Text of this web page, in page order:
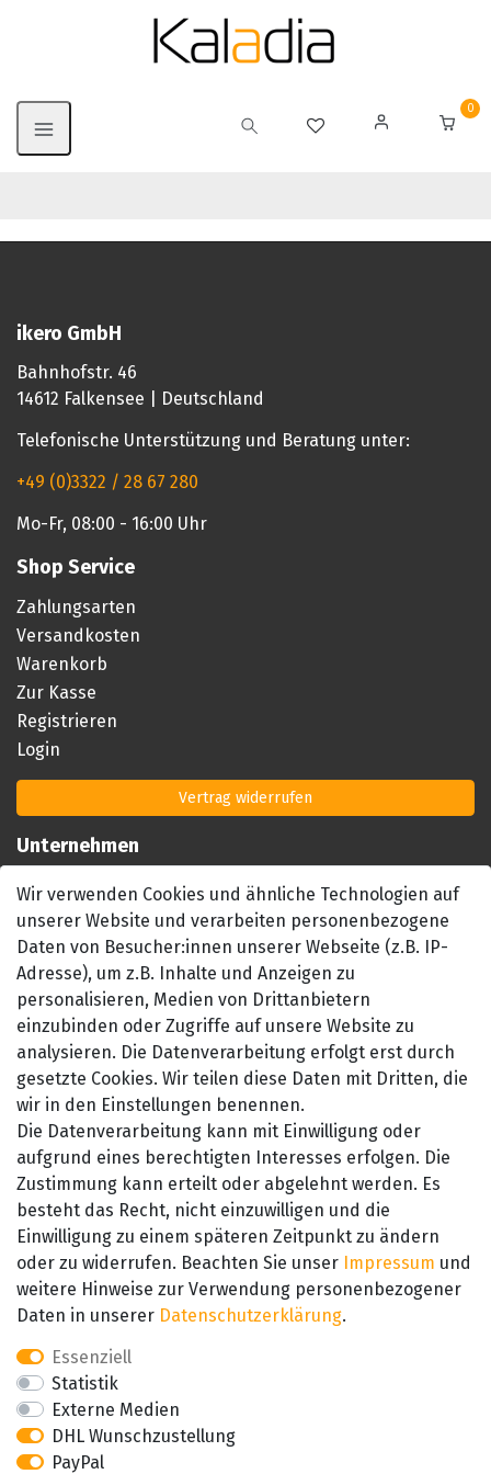
0
ikero GmbH
Bahnhofstr. 46
14612 Falkensee | Deutschland
Telefonische Unterstützung und Beratung unter:
+49 (0)3322 / 28 67 280
Mo-Fr, 08:00 - 16:00 Uhr
Shop Service
Zahlungsarten
Versandkosten
Warenkorb
Zur Kasse
Registrieren
Login
Vertrag widerrufen
Unternehmen
Impressum
AGB
Datenschutzerklärung
Barrierefreiheitserklärung
Widerrufsrecht
Kontakt
SEHR GUT
4.89 / 5
aus 657 Bewertungen
bei: amazon.de,
amazon.fr, amazon.it
Wir verwenden Cookies und ähnliche Technologien auf
unserer Website und verarbeiten personenbezogene
Daten von Besucher:innen unserer Webseite (z.B. IP-
Adresse), um z.B. Inhalte und Anzeigen zu
personalisieren, Medien von Drittanbietern
einzubinden oder Zugriffe auf unsere Website zu
analysieren. Die Datenverarbeitung erfolgt erst durch
gesetzte Cookies. Wir teilen diese Daten mit Dritten, die
wir in den Einstellungen benennen.
Die Datenverarbeitung kann mit Einwilligung oder
aufgrund eines berechtigten Interesses erfolgen. Die
Zustimmung kann erteilt oder abgelehnt werden. Es
besteht das Recht, nicht einzuwilligen und die
Einwilligung zu einem späteren Zeitpunkt zu ändern
oder zu widerrufen. Beachten Sie unser Impressum und
weitere Hinweise zur Verwendung personenbezogener
Daten in unserer Daten­schutz­erklärung.
Essenziell
Statistik
Externe Medien
DHL Wunschzustellung
PayPal